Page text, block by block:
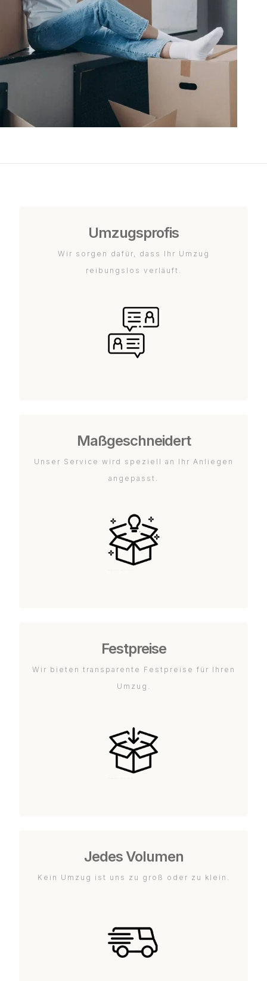
Umzugsprofis
Wir sorgen dafür, dass Ihr Umzug
reibungslos verläuft.
Maßgeschneidert
Unser Service wird speziell an Ihr Anliegen
angepasst.
Festpreise
Wir bieten transparente Festpreise für Ihren
Umzug.
Jedes Volumen
Kein Umzug ist uns zu groß oder zu klein.